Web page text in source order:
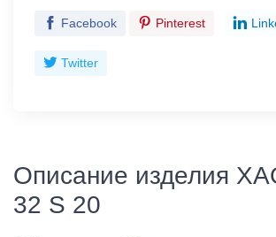
Facebook Pinterest
Twitter
Описание изделия
32 S 20